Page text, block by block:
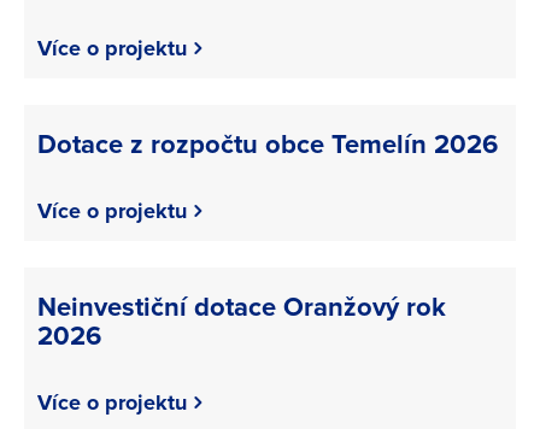
Více o projektu
Dotace z rozpočtu obce Temelín 2026
Více o projektu
Neinvestiční dotace Oranžový rok
2026
Více o projektu